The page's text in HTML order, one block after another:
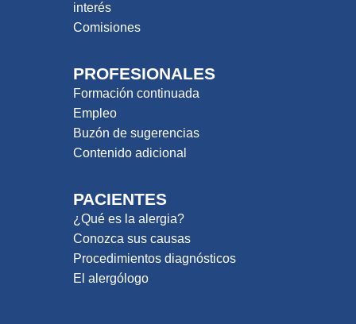
interés
Comisiones
PROFESIONALES
Formación continuada
Empleo
Buzón de sugerencias
Contenido adicional
PACIENTES
¿Qué es la alergia?
Conozca sus causas
Procedimientos diagnósticos
El alergólogo